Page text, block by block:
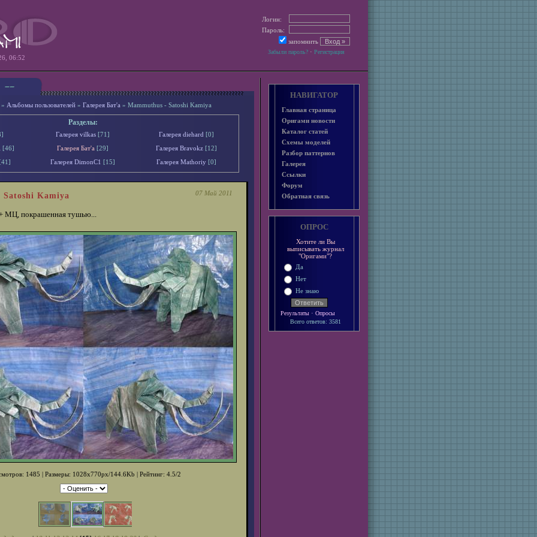
06:52
Логин:
Пароль:
запомнить
Забыли пароль?· Регистрация
» Альбомы пользователей » Галерея Бат'а » Mammuthus - Satoshi Kamiya
Разделы:
Галерея vilkas [71] Галерея diehard [0]
[46] Галерея Бат'а [29] Галерея Bravokz [12]
Галерея DimonС1 [15] Галерея Mathoriy [0]
Satoshi Kamiya
МЦ, покрашенная тушью...
07 Май 2011
1485 | Размеры: 1028x770px/144.6Kb | Рейтинг: 4.5/2
НАВИГАТОР
Главная страница
Оригами новости
Каталог статей
Схемы моделей
Разбор паттернов
Галерея
Ссылки
Форум
Обратная связь
ОПРОС
Хотите ли Вы
выписывать журнал
"Оригами"?
Да
Нет
Не знаю
Результаты · Опросы
Всего ответов: 3581